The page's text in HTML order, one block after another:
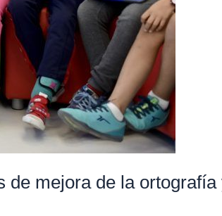
de mejora de la ortografía